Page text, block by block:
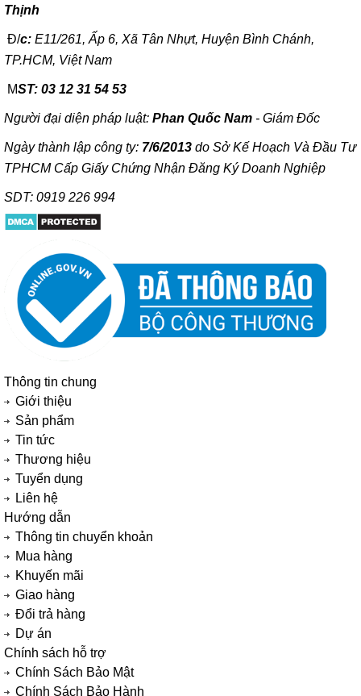
Thịnh
Đ/c: E11/261, Ấp 6, Xã Tân Nhựt, Huyện Bình Chánh,
TP.HCM, Việt Nam
MST: 03 12 31 54 53
Người đại diện pháp luật: Phan Quốc Nam - Giám Đốc
Ngày thành lập công ty: 7/6/2013 do Sở Kế Hoạch Và Đầu Tư
TPHCM Cấp Giấy Chứng Nhận Đăng Ký Doanh Nghiệp
SDT: 0919 226 994
Thông tin chung
Giới thiệu
Sản phẩm
Tin tức
Thương hiệu
Tuyển dụng
Liên hệ
Hướng dẫn
Thông tin chuyển khoản
Mua hàng
Khuyến mãi
Giao hàng
Đổi trả hàng
Dự án
Chính sách hỗ trợ
Chính Sách Bảo Mật
Chính Sách Bảo Hành